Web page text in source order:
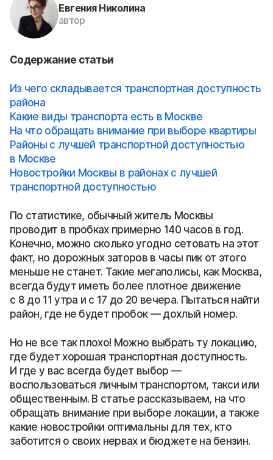
Евгения Николина
автор
Содержание статьи
Из чего складывается транспортная доступность
района
Какие виды транспорта есть в Москве
На что обращать внимание при выборе квартиры
Районы с лучшей транспортной доступностью
в Москве
Новостройки Москвы в районах с лучшей
транспортной доступностью
По статистике, обычный житель Москвы
проводит в пробках примерно 140 часов в год.
Конечно, можно сколько угодно сетовать на этот
факт, но дорожных заторов в часы пик от этого
меньше не станет. Такие мегаполисы, как Москва,
всегда будут иметь более плотное движение
с 8 до 11 утра и с 17 до 20 вечера. Пытаться найти
район, где не будет пробок — дохлый номер.
Но не все так плохо! Можно выбрать ту локацию,
где будет хорошая транспортная доступность.
И где у вас всегда будет выбор —
воспользоваться личным транспортом, такси или
общественным. В статье рассказываем, на что
обращать внимание при выборе локации, а также
какие новостройки оптимальны для тех, кто
заботится о своих нервах и бюджете на бензин.